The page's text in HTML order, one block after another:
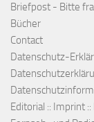
Briefpost - Bitte
Bücher
Contact
Datenschutz-
Editorial :: Imprint